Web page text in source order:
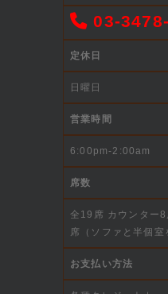
03-
定休日
日曜日
営業時間
6:00pm-2:00am
席数
全19席 カウンター
席（ソファと半個室
お支払い方法